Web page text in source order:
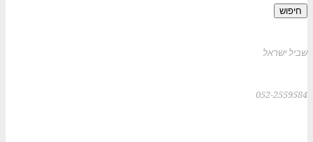
חיפוש
שביל ישראל
052-2559584